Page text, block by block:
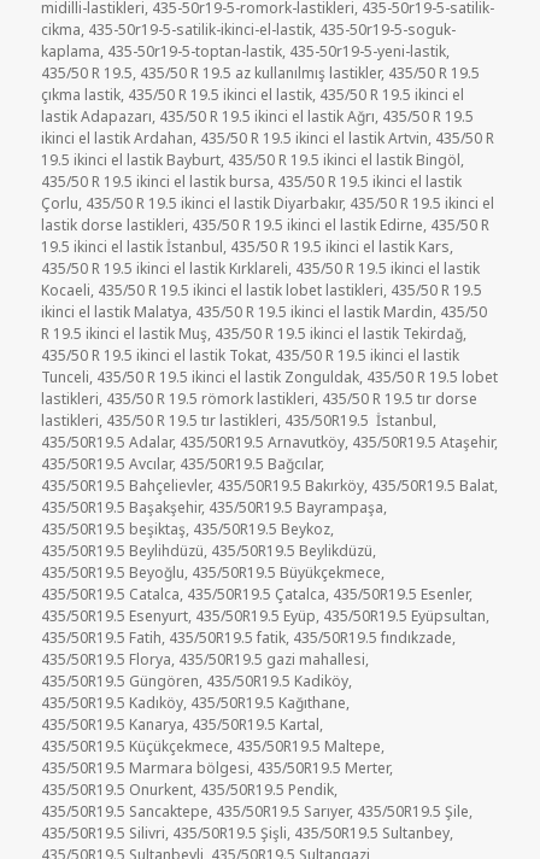
midilli-lastikleri, 435-50r19-5-romork-lastikleri, 435-50r19-5-satilik-
cikma, 435-50r19-5-satilik-ikinci-el-lastik, 435-50r19-5-soguk-
kaplama, 435-50r19-5-toptan-lastik, 435-50r19-5-yeni-lastik,
435/50 R 19.5, 435/50 R 19.5 az kullanılmış lastikler, 435/50 R 19.5
çıkma lastik, 435/50 R 19.5 ikinci el lastik, 435/50 R 19.5 ikinci el
lastik Adapazarı, 435/50 R 19.5 ikinci el lastik Ağrı, 435/50 R 19.5
ikinci el lastik Ardahan, 435/50 R 19.5 ikinci el lastik Artvin, 435/50 R
19.5 ikinci el lastik Bayburt, 435/50 R 19.5 ikinci el lastik Bingöl,
435/50 R 19.5 ikinci el lastik bursa, 435/50 R 19.5 ikinci el lastik
Çorlu, 435/50 R 19.5 ikinci el lastik Diyarbakır, 435/50 R 19.5 ikinci el
lastik dorse lastikleri, 435/50 R 19.5 ikinci el lastik Edirne, 435/50 R
19.5 ikinci el lastik İstanbul, 435/50 R 19.5 ikinci el lastik Kars,
435/50 R 19.5 ikinci el lastik Kırklareli, 435/50 R 19.5 ikinci el lastik
Kocaeli, 435/50 R 19.5 ikinci el lastik lobet lastikleri, 435/50 R 19.5
ikinci el lastik Malatya, 435/50 R 19.5 ikinci el lastik Mardin, 435/50
R 19.5 ikinci el lastik Muş, 435/50 R 19.5 ikinci el lastik Tekirdağ,
435/50 R 19.5 ikinci el lastik Tokat, 435/50 R 19.5 ikinci el lastik
Tunceli, 435/50 R 19.5 ikinci el lastik Zonguldak, 435/50 R 19.5 lobet
lastikleri, 435/50 R 19.5 römork lastikleri, 435/50 R 19.5 tır dorse
lastikleri, 435/50 R 19.5 tır lastikleri, 435/50R19.5 İstanbul,
435/50R19.5 Adalar, 435/50R19.5 Arnavutköy, 435/50R19.5 Ataşehir,
435/50R19.5 Avcılar, 435/50R19.5 Bağcılar,
435/50R19.5 Bahçelievler, 435/50R19.5 Bakırköy, 435/50R19.5 Balat,
435/50R19.5 Başakşehir, 435/50R19.5 Bayrampaşa,
435/50R19.5 beşiktaş, 435/50R19.5 Beykoz,
435/50R19.5 Beylihdüzü, 435/50R19.5 Beylikdüzü,
435/50R19.5 Beyoğlu, 435/50R19.5 Büyükçekmece,
435/50R19.5 Catalca, 435/50R19.5 Çatalca, 435/50R19.5 Esenler,
435/50R19.5 Esenyurt, 435/50R19.5 Eyüp, 435/50R19.5 Eyüpsultan,
435/50R19.5 Fatih, 435/50R19.5 fatik, 435/50R19.5 fındıkzade,
435/50R19.5 Florya, 435/50R19.5 gazi mahallesi,
435/50R19.5 Güngören, 435/50R19.5 Kadiköy,
435/50R19.5 Kadıköy, 435/50R19.5 Kağıthane,
435/50R19.5 Kanarya, 435/50R19.5 Kartal,
435/50R19.5 Küçükçekmece, 435/50R19.5 Maltepe,
435/50R19.5 Marmara bölgesi, 435/50R19.5 Merter,
435/50R19.5 Onurkent, 435/50R19.5 Pendik,
435/50R19.5 Sancaktepe, 435/50R19.5 Sarıyer, 435/50R19.5 Şile,
435/50R19.5 Silivri, 435/50R19.5 Şişli, 435/50R19.5 Sultanbey,